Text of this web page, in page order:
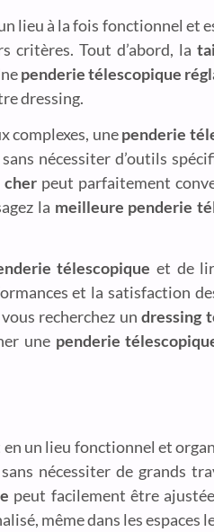
lieu à la fois fonctionnel et
critères. Tout d’abord, la
penderie télescopique
dressing.
complexes, unependerie
nécessiter d’outils
cher peut parfaitement
la meilleure penderie
télescopique et de
et la satisfaction
recherchez undressing
une penderie
un lieu fonctionnel et
nécessiter de grands
peut facilement être
même dans les espaces